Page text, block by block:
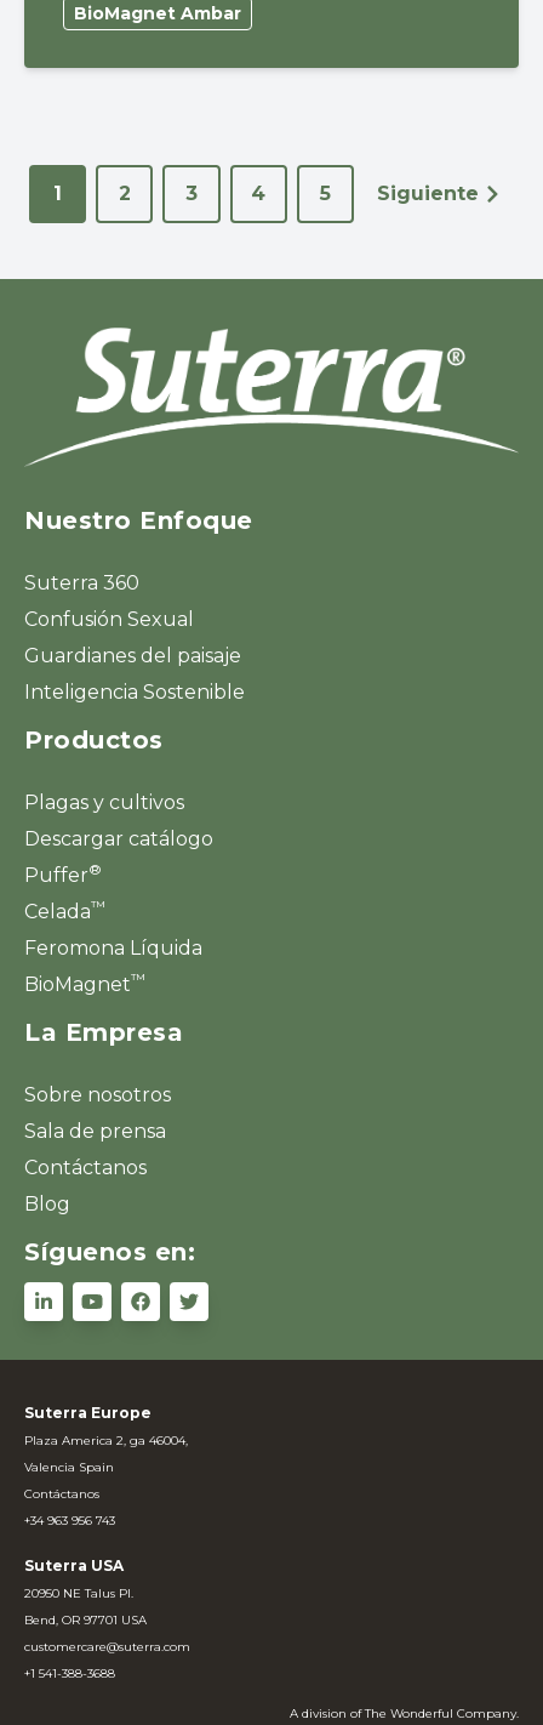
BioMagnet Ambar
1 2 3 4 5 Siguiente
Nuestro Enfoque
Suterra 360
Confusión Sexual
Guardianes del paisaje
Inteligencia Sostenible
Productos
Plagas y cultivos
Descargar catálogo
Puffer®
Celada™
Feromona Líquida
BioMagnet™
La Empresa
Sobre nosotros
Sala de prensa
Contáctanos
Blog
Síguenos en:
Suterra Europe
Plaza America 2, ga 46004,
Valencia Spain
Contáctanos
+34 963 956 743
Suterra USA
20950 NE Talus Pl.
Bend, OR 97701 USA
customercare@suterra.com
+1 541-388-3688
A division of The Wonderful Company.